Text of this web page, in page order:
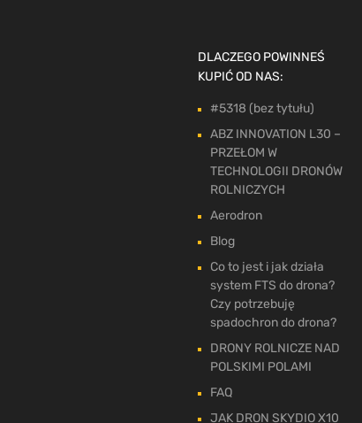
DLACZEGO POWINNEŚ
KUPIĆ OD NAS:
#5318 (bez tytułu)
ABZ INNOVATION L30 –
PRZEŁOM W
TECHNOLOGII DRONÓW
ROLNICZYCH
Aerodron
Blog
Co to jest i jak działa
system FTS do drona?
Czy potrzebuję
spadochron do drona?
DRONY ROLNICZE NAD
POLSKIMI POLAMI
FAQ
JAK DRON SKYDIO X10